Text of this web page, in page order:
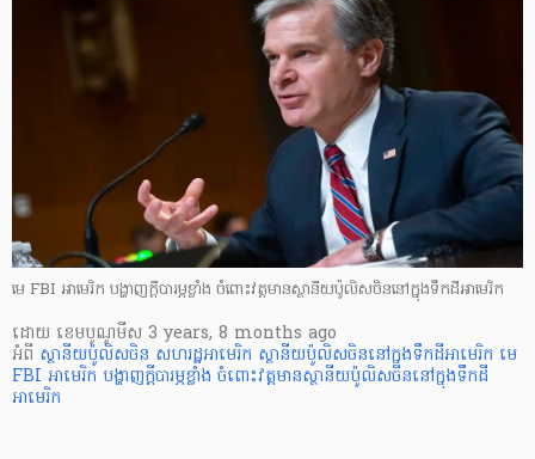
មេ FBI អាមេរិក បង្ហាញក្ដីបារម្ភខ្លាំង ចំពោះវត្តមានស្ថានីយប៉ូលិសចិននៅក្នុងទឹកដីអាមេរិក
ដោយ ​ ខេមបូណូមីស 3 years, 8 months ago
អំពី ស្ថានីយប៉ូលិសចិន សហរដ្ឋអាមេរិក ស្ថានីយប៉ូលិសចិននៅក្នុងទឹកដីអាមេរិក មេ
FBI អាមេរិក បង្ហាញក្ដីបារម្ភខ្លាំង ចំពោះវត្តមានស្ថានីយប៉ូលិសចិននៅក្នុងទឹកដី
អាមេរិក